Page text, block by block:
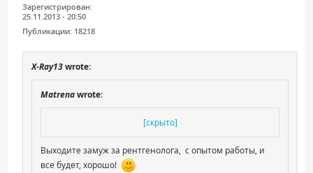
Зарегистрирован:
25.11.2013 - 20:50
Публикации: 18218
X-Ray13wrote:
Matrenawrote:
[скрыто]
Выходите замуж за рентгенолога, с опытом работы, и
все будет, хорошо!